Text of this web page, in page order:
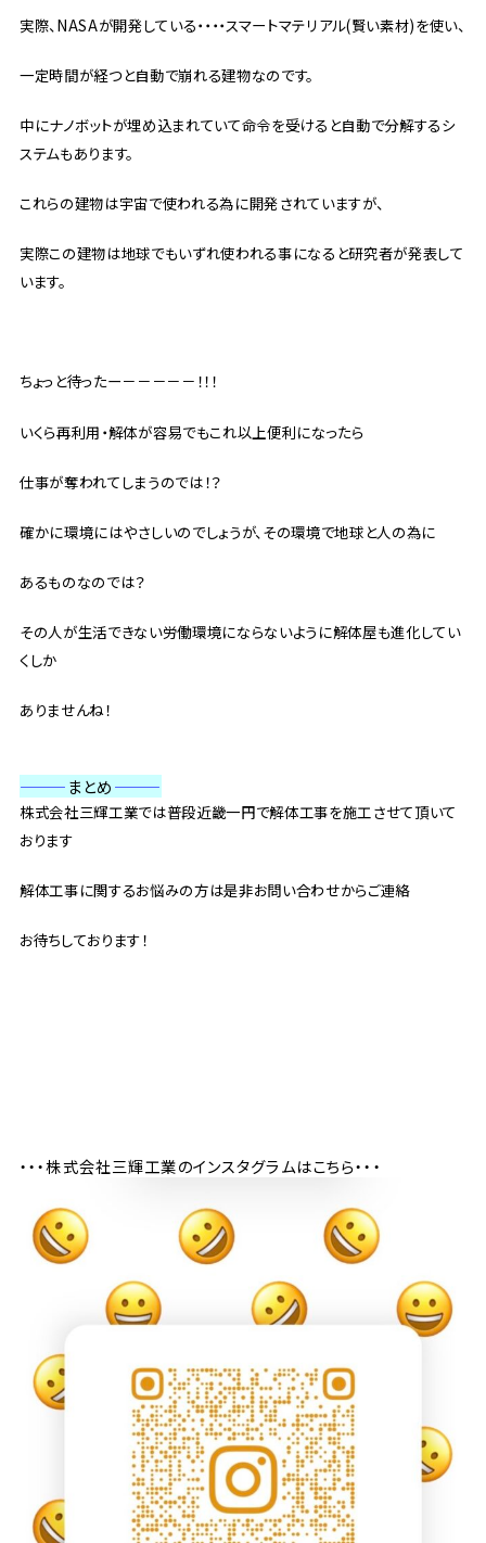
実際、NASAが開発している・・・・スマートマテリアル(賢い素材)を使い、
一定時間が経つと自動で崩れる建物なのです。
中にナノボットが埋め込まれていて命令を受けると自動で分解するシ
ステムもあります。
これらの建物は宇宙で使われる為に開発されていますが、
実際この建物は地球でもいずれ使われる事になると研究者が発表して
います。
ちょっと待ったー－－－－－！！！
いくら再利用・解体が容易でもこれ以上便利になったら
仕事が奪われてしまうのでは！？
確かに環境にはやさしいのでしょうが、その環境で地球と人の為に
あるものなのでは？
その人が生活できない労働環境にならないように解体屋も進化してい
くしか
ありませんね！
———まとめ———
株式会社三輝工業では普段近畿一円で解体工事を施工させて頂いて
おります
解体工事に関するお悩みの方は是非お問い合わせからご連絡
お待ちしております！
・・・株式会社三輝工業のインスタグラムはこちら・・・